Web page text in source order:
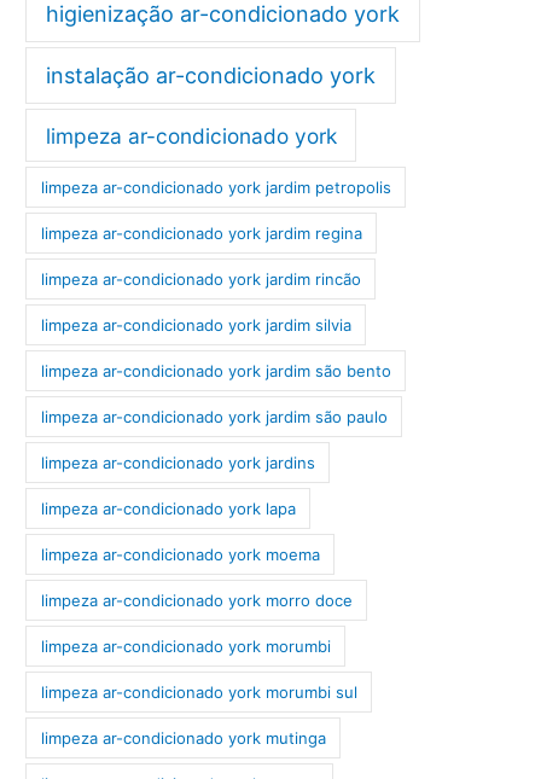
higienização ar-condicionado york
instalação ar-condicionado york
limpeza ar-condicionado york
limpeza ar-condicionado york jardim petropolis
limpeza ar-condicionado york jardim regina
limpeza ar-condicionado york jardim rincão
limpeza ar-condicionado york jardim silvia
limpeza ar-condicionado york jardim são bento
limpeza ar-condicionado york jardim são paulo
limpeza ar-condicionado york jardins
limpeza ar-condicionado york lapa
limpeza ar-condicionado york moema
limpeza ar-condicionado york morro doce
limpeza ar-condicionado york morumbi
limpeza ar-condicionado york morumbi sul
limpeza ar-condicionado york mutinga